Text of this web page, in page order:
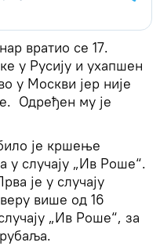
вратио се 17.
у Русију и ухапшен
у Москви јер није
Одређен му је
је кршење
у случају „Ив Роше“.
је у случају
више од 16
„Ив Роше“, за